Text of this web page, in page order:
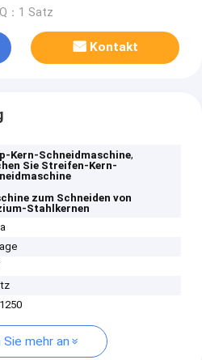
：1 Satz
Kontakt
Kern-Schneidmaschine,
Sie Streifen-Kern-
zum Schneiden von
Stahlkernen
Sie mehr an